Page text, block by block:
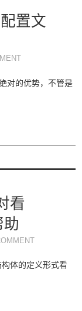
置文
对的优势，不管是
看
助
体的定义形式看